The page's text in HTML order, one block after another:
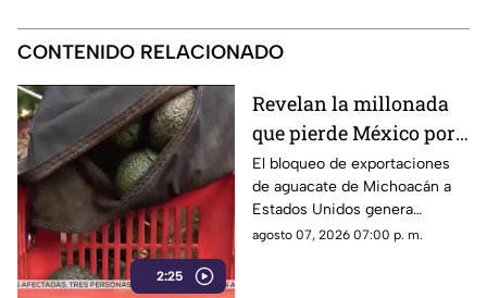
CONTENIDO RELACIONADO
2:25
Revelan la millonada
que pierde México por
el bloqueo de Estados
Unidos al aguacate de
Michoacán
El bloqueo de exportaciones
de aguacate de Michoacán a
Estados Unidos genera
pérdidas millonarias.
agosto 07, 2026 07:00 p. m.